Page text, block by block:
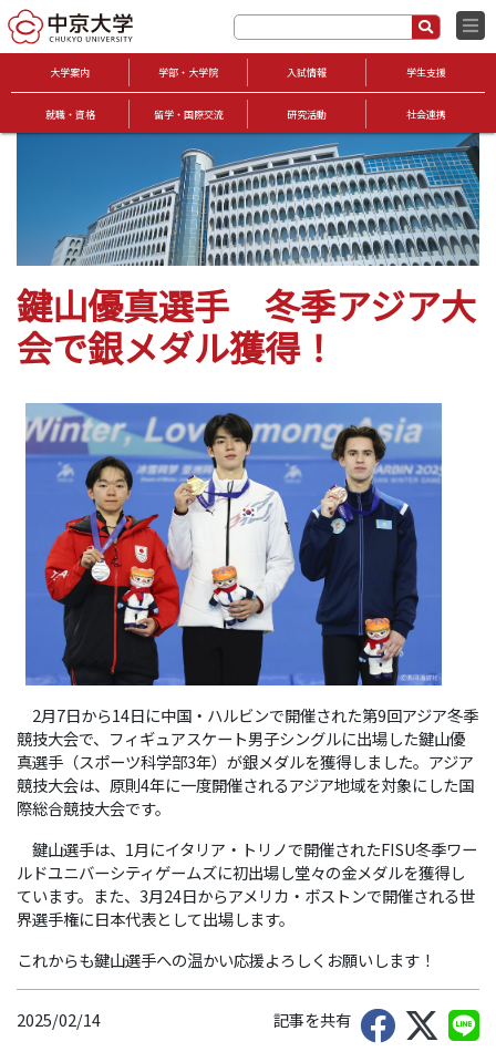
大学案内 学部・大学院 入試情報 学生支援
就職・資格 留学・国際交流 研究活動 社会連携
鍵山優真選手 冬季アジア大
会で銀メダル獲得！
2月7日から14日に中国・ハルビンで開催された第9回アジア冬季
競技大会で、フィギュアスケート男子シングルに出場した鍵山優
真選手（スポーツ科学部3年）が銀メダルを獲得しました。アジア
競技大会は、原則4年に一度開催されるアジア地域を対象にした国
際総合競技大会です。
鍵山選手は、1月にイタリア・トリノで開催されたFISU冬季ワー
ルドユニバーシティゲームズに初出場し堂々の金メダルを獲得し
ています。また、3月24日からアメリカ・ボストンで開催される世
界選手権に日本代表として出場します。
これからも鍵山選手への温かい応援よろしくお願いします！
2025/02/14 記事を共有